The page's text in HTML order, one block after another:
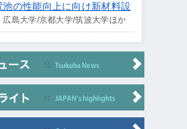
の性能向上に向け新材料設
広島大学/京都大学/筑波大学ほか